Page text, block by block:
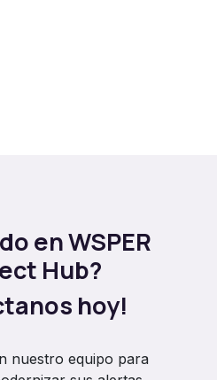
en WSPER
Hub?
hoy!
nuestro equipo para